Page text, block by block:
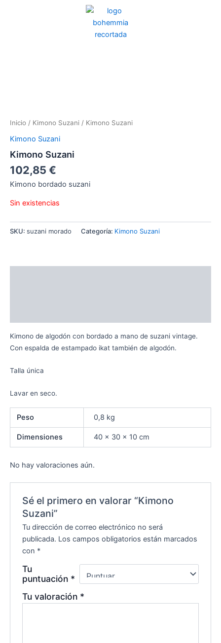
Inicio / Kimono Suzani / Kimono Suzani
Kimono Suzani
Kimono Suzani
102,85 €
Kimono bordado suzani
Sin existencias
SKU: suzani morado Categoría: Kimono Suzani
Kimono de algodón con bordado a mano de suzani vintage.
Con espalda de estampado ikat también de algodón.
Talla única
Lavar en seco.
Peso 0,8 kg
Dimensiones 40 × 30 × 10 cm
No hay valoraciones aún.
Sé el primero en valorar “Kimono
Suzani”
Tu dirección de correo electrónico no será
publicada. Los campos obligatorios están marcados
con *
Tu
puntuación *
Tu valoración *